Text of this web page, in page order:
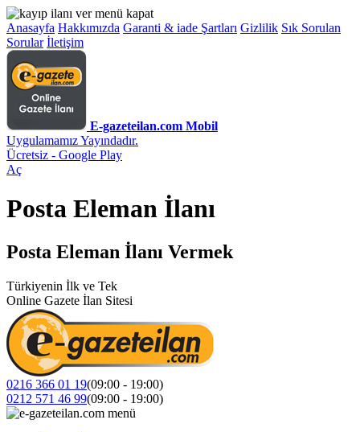
Anasayfa Hakkımızda Garanti & iade Şartları Gizlilik Sık Sorulan
Sorular İletişim
E-gazeteilan.com Mobil
Uygulamamız Yayındadır.
Ücretsiz - Google Play
Aç
Posta Eleman İlanı
Posta Eleman İlanı Vermek
Türkiyenin İlk ve Tek
Online Gazete İlan Sitesi
0216 366 01 19(09:00 - 19:00)
0212 571 46 99(09:00 - 19:00)